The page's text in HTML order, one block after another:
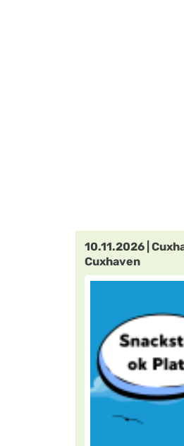
10.11.2026 |
Cuxhaven